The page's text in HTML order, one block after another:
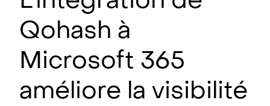
Qohash à
Microsoft 365
améliore la visibilité